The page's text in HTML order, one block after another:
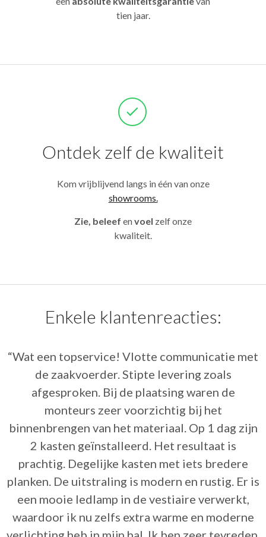
tien jaar.
Ontdek zelf de kwaliteit
Kom vrijblijvend langs in één van onze
showrooms.
Zie, beleef envoel zelf onze
kwaliteit.
Enkele klantenreacties:
“Bedankt voor de service en goede raad! Het is
fijn om iemand met zoveel kennis van zaken te
hebben bij het zoeken naar een
droomdressing!”
Familie Vernaeve